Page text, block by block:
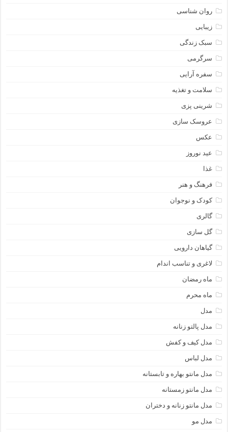
روان شناسی
زیبایی
سبک زندگی
سرگرمی
سفره آرایی
سلامت و تغذیه
شرینی پزی
عروسک سازی
عکس
عید نوروز
غذا
فرهنگ و هنر
کودک و نوجوان
گالری
گل سازی
گیاهان دارویی
لاغری و تناسب اندام
ماه رمضان
ماه محرم
مدل
مدل پالتو زنانه
مدل کیف و کفش
مدل لباس
مدل مانتو بهاره و تابستانه
مدل مانتو زمستانه
مدل مانتو زنانه و دختران
مدل مو